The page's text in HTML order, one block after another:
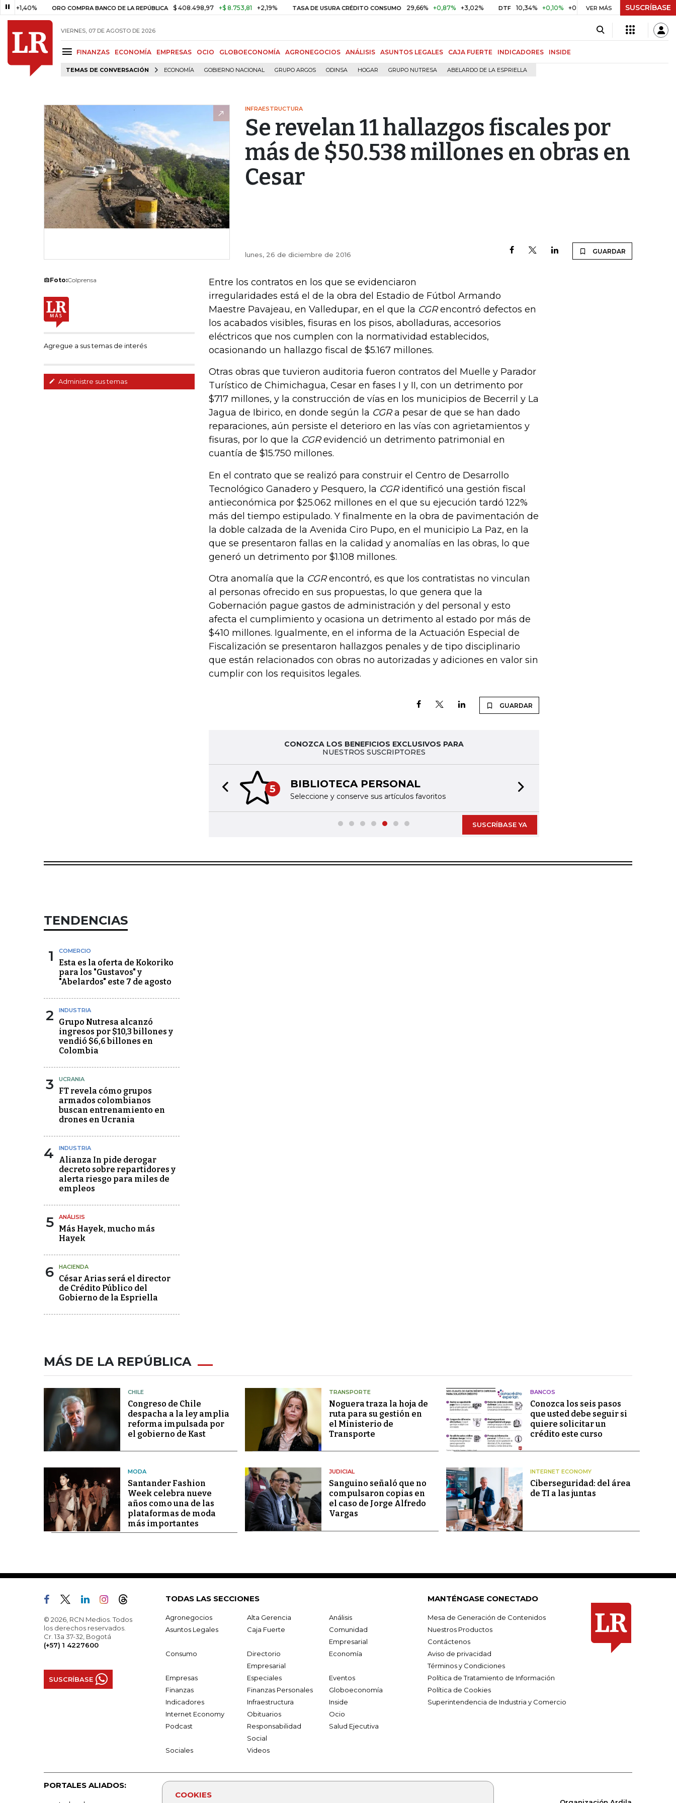
ORO COMPRA BANCO DE LA REPÚBLICA $ 408.498,97 +$ 8.753,81 +2,19% TASA DE USURA CRÉDITO CONSUMO 29,66% +0,87% +3,02% DTF 10,34% +0,10% +0,98% UVR $ 416,91 +$ 0,05 +0,01%
VER MÁS SUSCRÍBASE
VIERNES, 07 DE AGOSTO DE 2026
FINANZAS ECONOMÍA EMPRESAS OCIO GLOBOECONOMÍA AGRONEGOCIOS ANÁLISIS ASUNTOS LEGALES CAJA FUERTE INDICADORES INSIDE
TEMAS DE CONVERSACIÓN ECONOMÍA GOBIERNO NACIONAL GRUPO ARGOS ODINSA HOGAR GRUPO NUTRESA ABELARDO DE LA ESPRIELLA
COOKIES
INFRAESTRUCTURA
Se revelan 11 hallazgos fiscales por
más de $50.538 millones en obras en
Cesar
lunes, 26 de diciembre de 2016 GUARDAR
Foto:Colprensa
Agregue a sus temas de interés
Administre sus temas
Entre los contratos en los que se evidenciaron
irregularidades está el de la obra del Estadio de Fútbol Armando
Maestre Pavajeau, en Valledupar, en el que la CGRencontró defectos en
los acabados visibles, fisuras en los pisos, abolladuras, accesorios
eléctricos que nos cumplen con la normatividad establecidos,
ocasionando un hallazgo fiscal de $5.167 millones.
Otras obras que tuvieron auditoria fueron contratos del Muelle y Parador
Turístico de Chimichagua, Cesar en fases I y II, con un detrimento por
$717 millones, y la construcción de vías en los municipios de Becerril y La
Jagua de Ibirico, en donde según la CGRa pesar de que se han dado
reparaciones, aún persiste el deterioro en las vías con agrietamientos y
fisuras, por lo que la CGRevidenció un detrimento patrimonial en
cuantía de $15.750 millones.
En el contrato que se realizó para construir el Centro de Desarrollo
Tecnológico Ganadero y Pesquero, la CGRidentificó una gestión fiscal
antieconómica por $25.062 millones en el que su ejecución tardó 122%
más del tiempo estipulado. Y finalmente en la obra de pavimentación de
la doble calzada de la Avenida Ciro Pupo, en el municipio La Paz, en la
que se presentaron fallas en la calidad y anomalías en las obras, lo que
generó un detrimento por $1.108 millones.
Otra anomalía que la CGRencontró, es que los contratistas no vinculan
al personas ofrecido en sus propuestas, lo que genera que la
Gobernación pague gastos de administración y del personal y esto
afecta el cumplimiento y ocasiona un detrimento al estado por más de
$410 millones. Igualmente, en el informa de la Actuación Especial de
Fiscalización se presentaron hallazgos penales y de tipo disciplinario
que están relacionados con obras no autorizadas y adiciones en valor sin
cumplir con los requisitos legales.
GUARDAR
CONOZCA LOS BENEFICIOS EXCLUSIVOS PARA
NUESTROS SUSCRIPTORES
5 BIBLIOTECA PERSONAL
Seleccione y conserve sus artículos favoritos
Previous slide
SUSCRÍBASE YA
TENDENCIAS
1 COMERCIO
Esta es la oferta de Kokoriko
para los "Gustavos" y
"Abelardos" este 7 de agosto
2 INDUSTRIA
Grupo Nutresa alcanzó
ingresos por $10,3 billones y
vendió $6,6 billones en
Colombia
3 UCRANIA
FT revela cómo grupos
armados colombianos
buscan entrenamiento en
drones en Ucrania
4 INDUSTRIA
Alianza In pide derogar
decreto sobre repartidores y
alerta riesgo para miles de
empleos
5 ANÁLISIS
Más Hayek, mucho más
Hayek
6 HACIENDA
César Arias será el director
de Crédito Público del
Gobierno de la Espriella
MÁS DE LA REPÚBLICA
CHILE
Congreso de Chile
despacha a la ley amplia
reforma impulsada por
el gobierno de Kast
TRANSPORTE
Noguera traza la hoja de
ruta para su gestión en
el Ministerio de
Transporte
BANCOS
Conozca los seis pasos
que usted debe seguir si
quiere solicitar un
crédito este curso
MODA
Santander Fashion
Week celebra nueve
años como una de las
plataformas de moda
más importantes
JUDICIAL
Sanguino señaló que no
compulsaron copias en
el caso de Jorge Alfredo
Vargas
INTERNET ECONOMY
Ciberseguridad: del área
de TI a las juntas
© 2026, RCN Medios. Todos
los derechos reservados.
Cr. 13a 37-32, Bogotá
(+57) 1 4227600
SUSCRÍBASE
TODAS LAS SECCIONES
Agronegocios Alta Gerencia
Análisis
Asuntos Legales
Caja Fuerte
Comunidad
Empresarial
Consumo
Directorio
Empresarial
Economía
Empresas Especiales
Eventos
Finanzas
Finanzas Personales
Globoeconomía
Indicadores
Infraestructura
Inside
Internet Economy
Obituarios
Ocio
Podcast
Responsabilidad
Social
Salud Ejecutiva
Sociales Videos
MANTÉNGASE CONECTADO
Mesa de Generación de Contenidos
Nuestros Productos
Contáctenos
Aviso de privacidad
Términos y Condiciones
Política de Tratamiento de Información
Política de Cookies
Superintendencia de Industria y Comercio
PORTALES ALIADOS: